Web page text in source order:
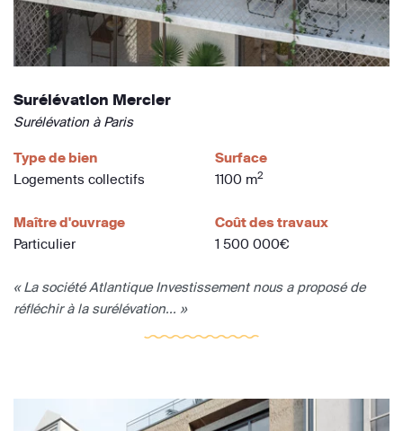
Surélévation Mercier
Surélévation à Paris
Type de bien
Logements collectifs
Surface
1100 m2
Maître d'ouvrage
Particulier
Coût des travaux
1 500 000€
« La société Atlantique Investissement nous a proposé de
réfléchir à la surélévation... »